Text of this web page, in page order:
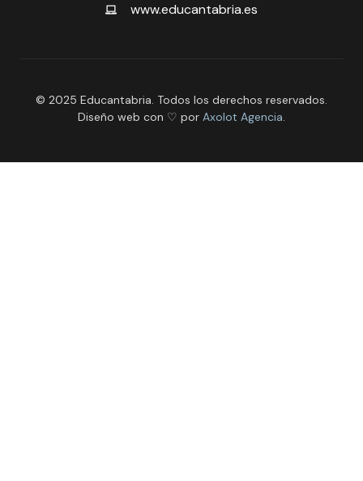
www.educantabria.es
© 2025 Educantabria. Todos los derechos reservados.
Diseño web con ♡ por Axolot Agencia.